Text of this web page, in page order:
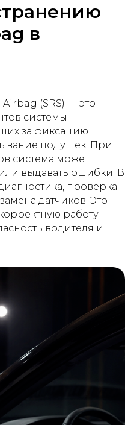
в
(SRS) — это
системы
за фиксацию
подушек. При
система может
выдавать ошибки. В
проверка
датчиков. Это
работу
водителя и